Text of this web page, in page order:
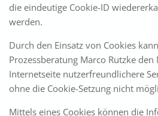
die eindeutige Cookie-ID
werden.
Durch den Einsatz von Cookies
Prozessberatung Marco Rutzke
Internetseite nutzerfreundlichere
ohne die Cookie-Setzung nicht
Mittels eines Cookies können die